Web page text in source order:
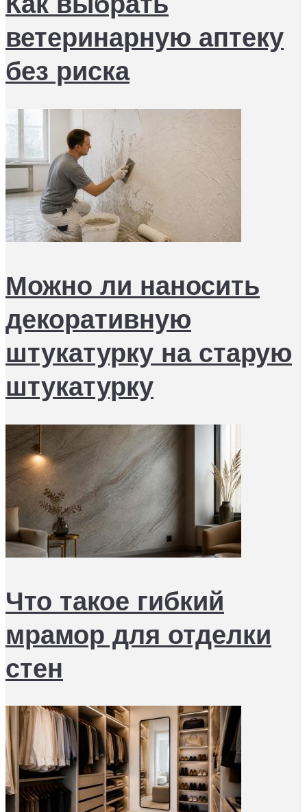
ветеринарную аптеку
без риска
Можно ли наносить
декоративную
штукатурку на старую
штукатурку
Что такое гибкий
мрамор для отделки
стен